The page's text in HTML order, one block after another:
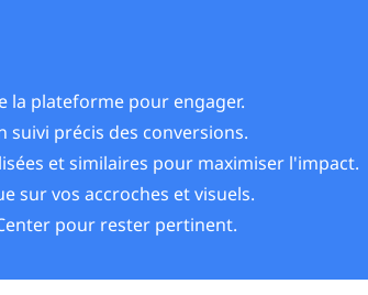
la plateforme pour engager.
suivi précis des conversions.
et similaires pour maximiser l'impact.
sur vos accroches et visuels.
pour rester pertinent.